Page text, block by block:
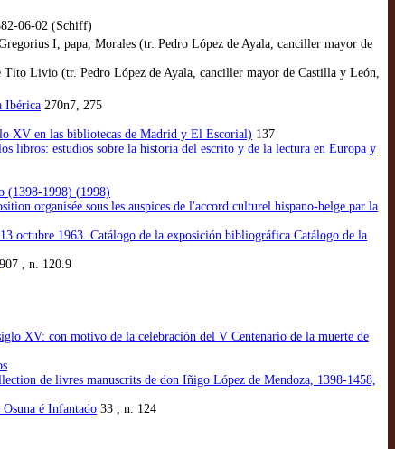
06-02 (Schiff)
I, papa, Morales (tr. Pedro López de Ayala, canciller mayor de
Livio (tr. Pedro López de Ayala, canciller mayor de Castilla y León,
Ibérica 270n7, 275
XV en las bibliotecas de Madrid y El Escorial) 137
libros: estudios sobre la historia del escrito y de la lectura en Europa y
(1398-1998) (1998)
organisée sous les auspices de l'accord culturel hispano-belge par la
octubre 1963. Catálogo de la exposición bibliográfica Catálogo de la
907 , n. 120.9
XV: con motivo de la celebración del V Centenario de la muerte de
de livres manuscrits de don Iñigo López de Mendoza, 1398-1458,
é Infantado 33 , n. 124